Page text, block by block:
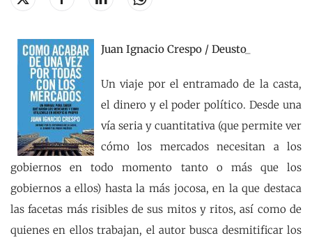
Juan Ignacio Crespo / Deusto_
Un viaje por el entramado de la casta,
el dinero y el poder político. Desde una
vía seria y cuantitativa (que permite ver
cómo los mercados necesitan a los
gobiernos en todo momento tanto o más que los
gobiernos a ellos) hasta la más jocosa, en la que destaca
las facetas más risibles de sus mitos y ritos, así como de
quienes en ellos trabajan, el autor busca desmitificar los